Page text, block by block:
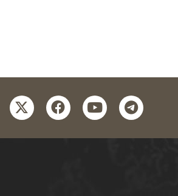
twitterfacebookyoutubetelegram